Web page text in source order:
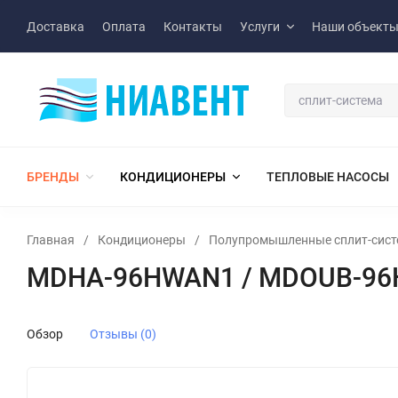
Доставка Оплата Контакты Услуги Наши объекты
БРЕНДЫ КОНДИЦИОНЕРЫ ТЕПЛОВЫЕ НАСОСЫ
Главная / Кондиционеры / Полупромышленные сплит-
MDHA-96HWAN1 / MDOUB-
Обзор Отзывы (0)